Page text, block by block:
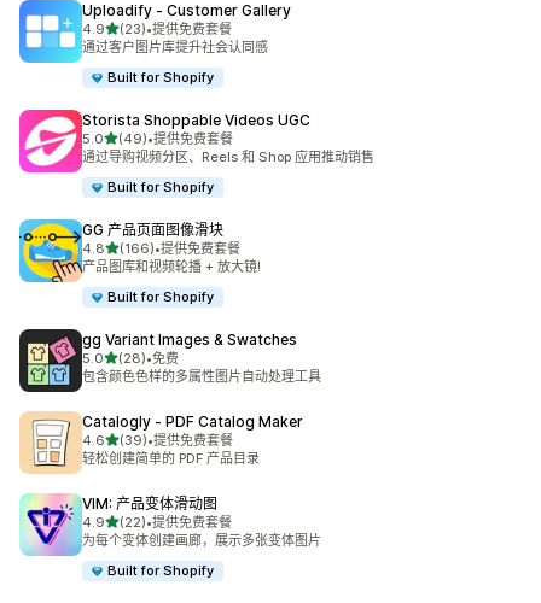
Uploadify ‑ Customer Gallery
4.9星（满分 5 星）
(23)
总共 23 条评论
•提供免费套餐
通过客户图片库提升社会认同感
Built for Shopify
Storista Shoppable Videos UGC
5.0星（满分 5 星）
(49)
总共 49 条评论
•提供免费套餐
通过导购视频分区、Reels 和 Shop 应用推动销售
Built for Shopify
GG 产品页面图像滑块
4.8星（满分 5 星）
(166)
总共 166 条评论
•提供免费套餐
产品图库和视频轮播 + 放大镜!
Built for Shopify
gg Variant Images & Swatches
5.0星（满分 5 星）
(28)
总共 28 条评论
•免费
包含颜色色样的多属性图片自动处理工具
Catalogly ‑ PDF Catalog Maker
4.6星（满分 5 星）
(39)
总共 39 条评论
•提供免费套餐
轻松创建简单的 PDF 产品目录
VIM: 产品变体滑动图
4.9星（满分 5 星）
(22)
总共 22 条评论
•提供免费套餐
为每个变体创建画廊，展示多张变体图片
Built for Shopify